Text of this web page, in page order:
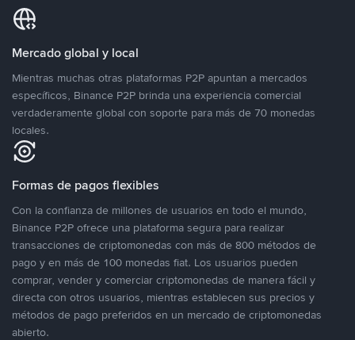
Mercado global y local
Mientras muchas otras plataformas P2P apuntan a mercados
específicos, Binance P2P brinda una experiencia comercial
verdaderamente global con soporte para más de 70 monedas
locales.
Formas de pagos flexibles
Con la confianza de millones de usuarios en todo el mundo,
Binance P2P ofrece una plataforma segura para realizar
transacciones de criptomonedas con más de 800 métodos de
pago y en más de 100 monedas fiat. Los usuarios pueden
comprar, vender y comerciar criptomonedas de manera fácil y
directa con otros usuarios, mientras establecen sus precios y
métodos de pago preferidos en un mercado de criptomonedas
abierto.